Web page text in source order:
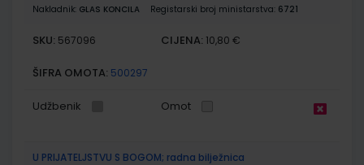
Nakladnik: GLAS KONCILA Registarski broj ministarstva: 6721
SKU: 567096 CIJENA: 10,80 €
ŠIFRA OMOTA: 500297
Udžbenik Omot
U PRIJATELJSTVU S BOGOM; radna bilježnica